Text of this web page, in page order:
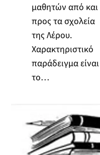
μαθητών από και
προς τα σχολεία
της Λέρου.
Χαρακτηριστικό
παράδειγμα είναι
το…